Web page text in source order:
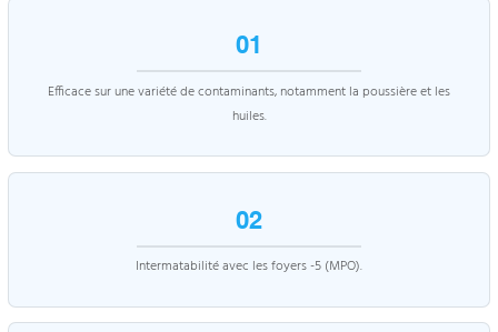
01
Efficace sur une variété de contaminants, notamment la poussière et les
huiles.
02
Intermatabilité avec les foyers -5 (MPO).